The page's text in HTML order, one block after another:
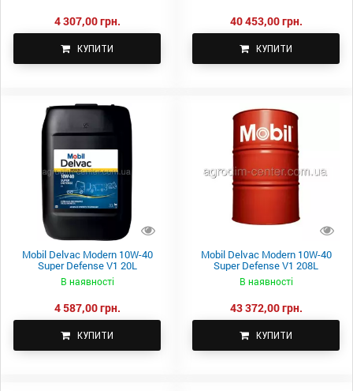
4 307,00 грн.
КУПИТИ
40 453,00 грн.
КУПИТИ
Mobil Delvac Modern 10W-40
Super Defense V1 20L
В наявності
4 587,00 грн.
КУПИТИ
Mobil Delvac Modern 10W-40
Super Defense V1 208L
В наявності
43 372,00 грн.
КУПИТИ